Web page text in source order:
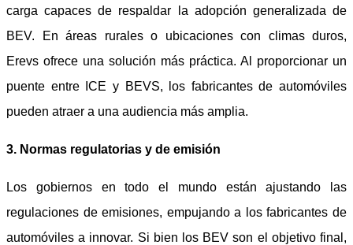
carga capaces de respaldar la adopción generalizada de
BEV. En áreas rurales o ubicaciones con climas duros,
Erevs ofrece una solución más práctica. Al proporcionar un
puente entre ICE y BEVS, los fabricantes de automóviles
pueden atraer a una audiencia más amplia.
3. Normas regulatorias y de emisión
Los gobiernos en todo el mundo están ajustando las
regulaciones de emisiones, empujando a los fabricantes de
automóviles a innovar. Si bien los BEV son el objetivo final,